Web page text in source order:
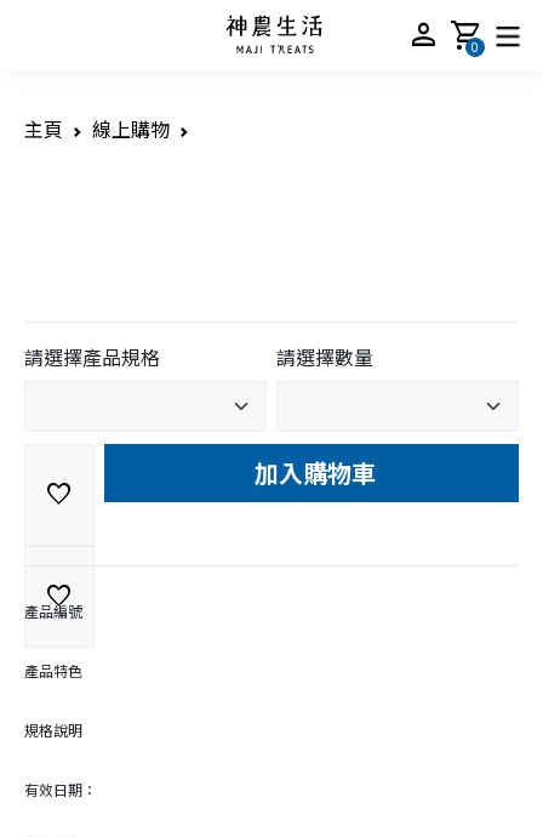
person shopping_cart
0
主頁 線上購物
請選擇產品規格 請選擇數量
favorite
favorite
加入購物車
產品編號
產品特色
規格說明
有效日期：